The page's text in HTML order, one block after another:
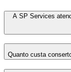
A SP Services
Quanto custa